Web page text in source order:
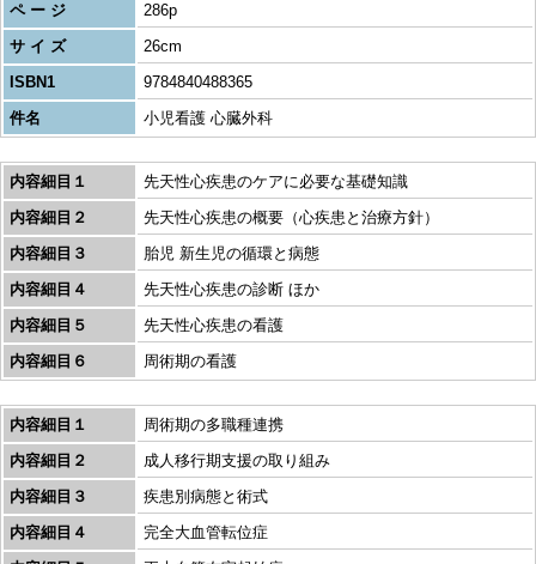
ペ ー ジ
286p
サ イ ズ
26cm
ISBN1
9784840488365
件名
小児看護 心臓外科
内容細目１
先天性心疾患のケアに必要な基礎知識
内容細目２
先天性心疾患の概要（心疾患と治療方針）
内容細目３
胎児 新生児の循環と病態
内容細目４
先天性心疾患の診断 ほか
内容細目５
先天性心疾患の看護
内容細目６
周術期の看護
内容細目１
周術期の多職種連携
内容細目２
成人移行期支援の取り組み
内容細目３
疾患別病態と術式
内容細目４
完全大血管転位症